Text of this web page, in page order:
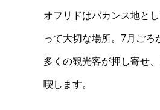
オフリドはバカンス地と
って大切な場所。7月ご
多くの観光客が押し寄せ
喫します。